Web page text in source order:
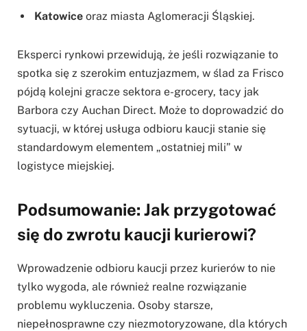
Katowice oraz miasta Aglomeracji Śląskiej.
Eksperci rynkowi przewidują, że jeśli rozwiązanie to
spotka się z szerokim entuzjazmem, w ślad za Frisco
pójdą kolejni gracze sektora e-grocery, tacy jak
Barbora czy Auchan Direct. Może to doprowadzić do
sytuacji, w której usługa odbioru kaucji stanie się
standardowym elementem „ostatniej mili” w
logistyce miejskiej.
Podsumowanie: Jak przygotować
się do zwrotu kaucji kurierowi?
Wprowadzenie odbioru kaucji przez kurierów to nie
tylko wygoda, ale również realne rozwiązanie
problemu wykluczenia. Osoby starsze,
niepełnosprawne czy niezmotoryzowane, dla których